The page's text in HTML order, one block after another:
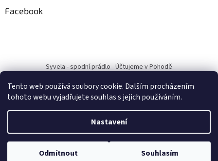
Tento web používá soubory cookie. Dalším procházením
tohoto webu vyjadřujete souhlas s jejich používáním.
Nastavení
Odmítnout Souhlasím
Facebook
Syvela - spodní prádlo Účtujeme v Pohodě
Copyright 2026Pohodový nákup-Terra Mia. Všechna práva